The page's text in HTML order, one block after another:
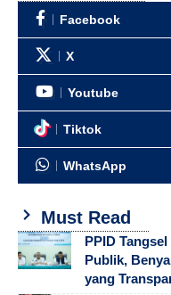
Facebook
X
Youtube
Tiktok
WhatsApp
Must Read
PPID
Publik,
yang